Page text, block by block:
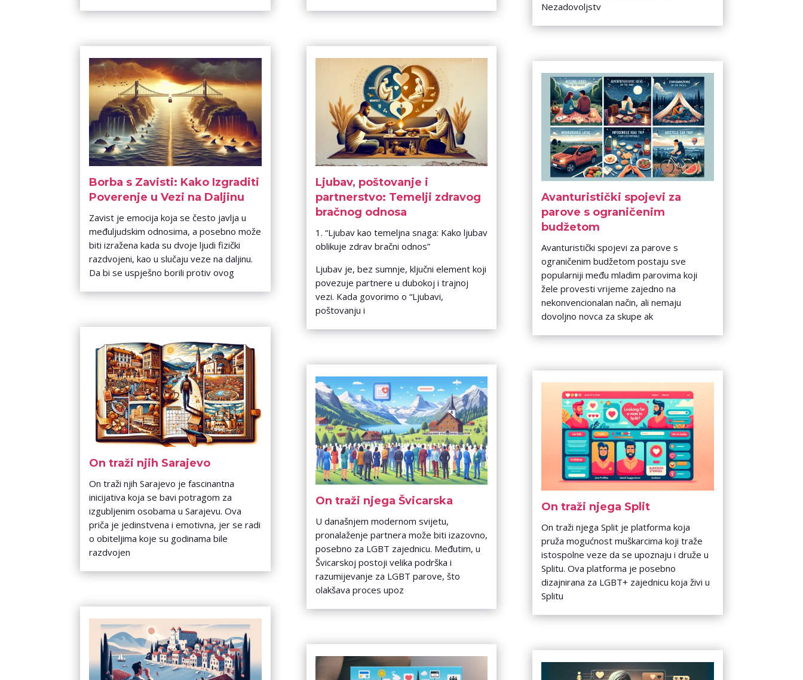
Borba s Zavisti: Kako Izgraditi
Poverenje u Vezi na Daljinu
Zavist je emocija koja se često javlja u
međuljudskim odnosima, a posebno može
biti izražena kada su dvoje ljudi fizički
razdvojeni, kao u slučaju veze na daljinu.
Da bi se uspješno borili protiv ovog
On traži njih Sarajevo
On traži njih Sarajevo je fascinantna
inicijativa koja se bavi potragom za
izgubljenim osobama u Sarajevu. Ova
priča je jedinstvena i emotivna, jer se radi
o obiteljima koje su godinama bile
razdvojen
Ljubav, poštovanje i
partnerstvo: Temelji zdravog
bračnog odnosa
1. “Ljubav kao temeljna snaga: Kako ljubav
oblikuje zdrav bračni odnos”
Ljubav je, bez sumnje, ključni element koji
povezuje partnere u dubokoj i trajnoj
vezi. Kada govorimo o “Ljubavi,
poštovanju i
On traži njega Švicarska
U današnjem modernom svijetu,
pronalaženje partnera može biti izazovno,
posebno za LGBT zajednicu. Međutim, u
Švicarskoj postoji velika podrška i
razumijevanje za LGBT parove, što
olakšava proces upoz
Nezadovoljstv
Avanturistički spojevi za
parove s ograničenim
budžetom
Avanturistički spojevi za parove s
ograničenim budžetom postaju sve
popularniji među mladim parovima koji
žele provesti vrijeme zajedno na
nekonvencionalan način, ali nemaju
dovoljno novca za skupe ak
On traži njega Split
On traži njega Split je platforma koja
pruža mogućnost muškarcima koji traže
istospolne veze da se upoznaju i druže u
Splitu. Ova platforma je posebno
dizajnirana za LGBT+ zajednicu koja živi u
Splitu